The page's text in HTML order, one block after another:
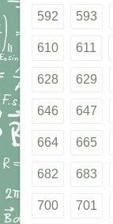
592 593
610 611
628 629
646 647
664 665
682 683
700 701